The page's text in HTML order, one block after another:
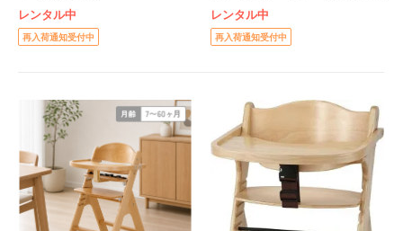
レンタル中
再入荷通知受付中
ベビーチェア
レンタル中
再入荷通知受付中